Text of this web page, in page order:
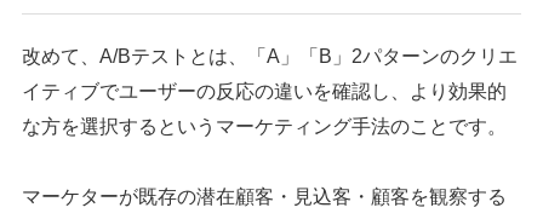
改めて、A/Bテストとは、「A」「B」2パターンのクリエ
イティブでユーザーの反応の違いを確認し、より効果的
な方を選択するというマーケティング手法のことです。
マーケターが既存の潜在顧客・見込客・顧客を観察する